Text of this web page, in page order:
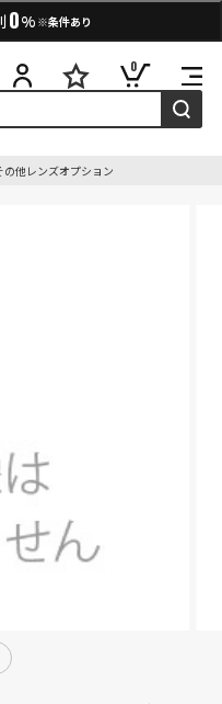
0% ※条件あり
0
の他レンズオプション